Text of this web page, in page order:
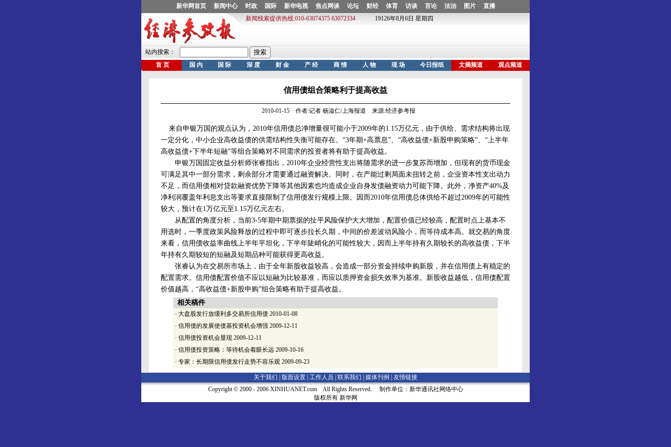
信用债组合策略利于提高收益
2010-01-15 作者:记者 杨溢仁/上海报道 来源:经济参考报
来自申银万国的观点认为，2010年信用债总净增量很可能小于2009年的1.15万亿元，由于供给、需求结构将出现
一定分化，中小企业高收益债的供需结构性失衡可能存在。“3年期+高票息”、“高收益债+新股申购策略”、“上半年
高收益债+下半年短融”等组合策略对不同需求的投资者将有助于提高收益。
申银万国固定收益分析师张睿指出，2010年企业经营性支出将随需求的进一步复苏而增加，但现有的货币现金
可满足其中一部分需求，剩余部分才需要通过融资解决。同时，在产能过剩局面未扭转之前，企业资本性支出动力
不足，而信用债相对贷款融资优势下降等其他因素也均造成企业自身发债融资动力可能下降。此外，净资产40%及
净利润覆盖年利息支出等要求直接限制了信用债发行规模上限。因而2010年信用债总体供给不超过2009年的可能性
较大，预计在1万亿元至1.15万亿元左右。
从配置的角度分析，当前3-5年期中期票据的扯平风险保护大大增加，配置价值已经较高，配置时点上基本不
用选时，一季度政策风险释放的过程中即可逐步拉长久期，中间的价差波动风险小，而等待成本高。就交易的角度
来看，信用债收益率曲线上半年平坦化，下半年陡峭化的可能性较大，因而上半年持有久期较长的高收益债，下半
年持有久期较短的短融及短期品种可能获得更高收益。
张睿认为在交易所市场上，由于全年新股收益较高，会造成一部分资金持续申购新股，并在信用债上有稳定的
配置需求。信用债配置价值不应以短融为比较基准，而应以质押资金损失效率为基准。新股收益越低，信用债配置
价值越高，“高收益债+新股申购”组合策略有助于提高收益。
相关稿件
· 大盘股发行放缓利多交易所信用债 2010-01-08
· 信用债的发展使债基投资机会增强 2009-12-11
· 信用债投资机会显现 2009-12-11
· 信用债投资策略：等待机会着眼长远 2009-10-16
· 专家：长期限信用债发行走势不容乐观 2009-09-23
关于我们 | 版面设置 工作人员 联系我们 媒体刊例
友情链接
Copyright © 2000 - 2006 XINHUANET.com All Rights Reserved. 制作单位：新华通讯社网络中心
版权所有 新华网